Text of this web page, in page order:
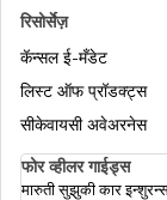
रिसोर्सेज़
कॅन्सल ई-मँडेट
लिस्ट ऑफ प्रॉडक्ट्स
सीकेवायसी अवेअरनेस
फोर व्हीलर गाईड्स
मारुती सुझुकी कार